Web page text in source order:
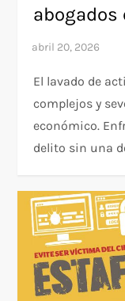
abogados
El lavado de
complejos y
económico.
delito sin una